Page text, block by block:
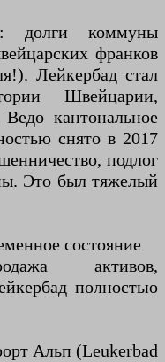
долги коммуны
франков
Лейкербад стал
Швейцарии,
кантональное
снято в 2017
подлог
Это был тяжелый
состояние
активов,
полностью
Альп (Leukerbad